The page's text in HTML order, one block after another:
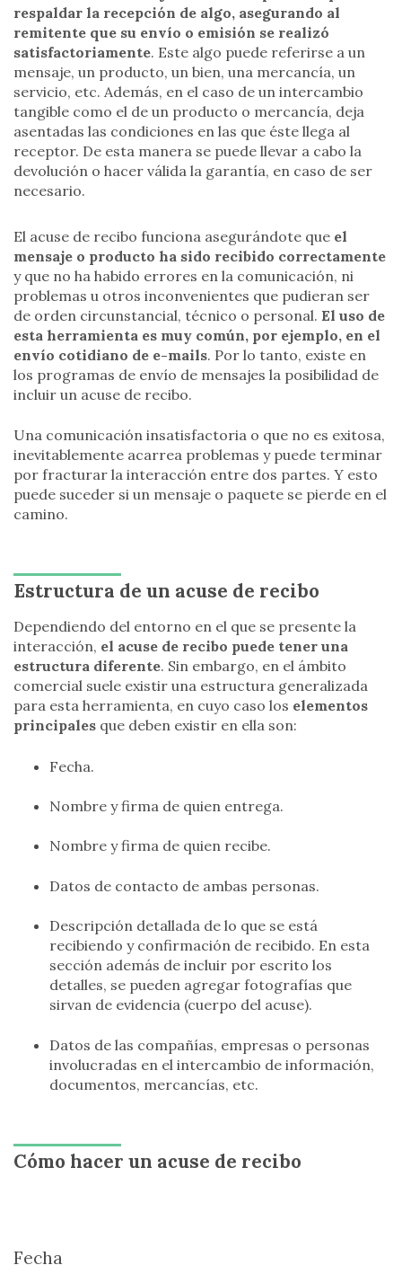
respaldar la recepción de algo, asegurando al
remitente que su envío o emisión se realizó
satisfactoriamente. Este algo puede referirse a un
mensaje, un producto, un bien, una mercancía, un
servicio, etc. Además, en el caso de un intercambio
tangible como el de un producto o mercancía, deja
asentadas las condiciones en las que éste llega al
receptor. De esta manera se puede llevar a cabo la
devolución o hacer válida la garantía, en caso de ser
necesario.
El acuse de recibo funciona asegurándote que el
mensaje o producto ha sido recibido correctamente
y que no ha habido errores en la comunicación, ni
problemas u otros inconvenientes que pudieran ser
de orden circunstancial, técnico o personal. El uso de
esta herramienta es muy común, por ejemplo, en el
envío cotidiano de e-mails. Por lo tanto, existe en
los programas de envío de mensajes la posibilidad de
incluir un acuse de recibo.
Una comunicación insatisfactoria o que no es exitosa,
inevitablemente acarrea problemas y puede terminar
por fracturar la interacción entre dos partes. Y esto
puede suceder si un mensaje o paquete se pierde en el
camino.
Estructura de un acuse de recibo
Dependiendo del entorno en el que se presente la
interacción, el acuse de recibo puede tener una
estructura diferente. Sin embargo, en el ámbito
comercial suele existir una estructura generalizada
para esta herramienta, en cuyo caso los elementos
principales que deben existir en ella son:
Fecha.
Nombre y firma de quien entrega.
Nombre y firma de quien recibe.
Datos de contacto de ambas personas.
Descripción detallada de lo que se está
recibiendo y confirmación de recibido. En esta
sección además de incluir por escrito los
detalles, se pueden agregar fotografías que
sirvan de evidencia (cuerpo del acuse).
Datos de las compañías, empresas o personas
involucradas en el intercambio de información,
documentos, mercancías, etc.
Cómo hacer un acuse de recibo
Fecha